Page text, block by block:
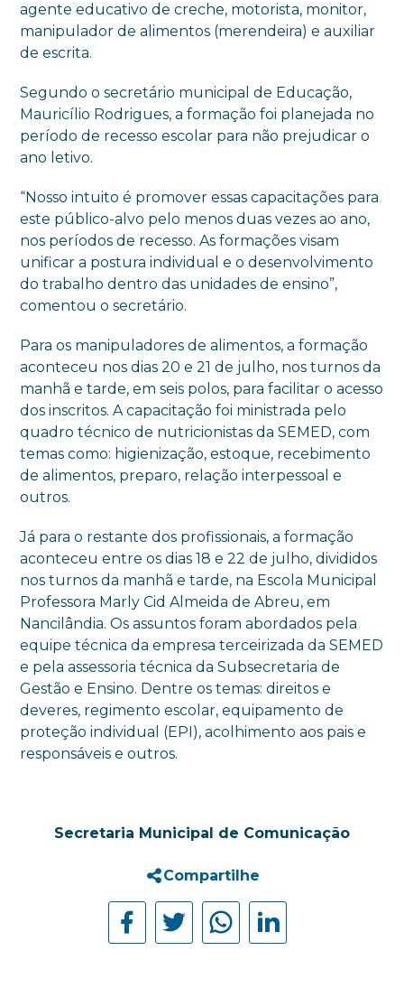
agente educativo de creche, motorista, monitor,
manipulador de alimentos (merendeira) e auxiliar
de escrita.
Segundo o secretário municipal de Educação,
Mauricílio Rodrigues, a formação foi planejada no
período de recesso escolar para não prejudicar o
ano letivo.
“Nosso intuito é promover essas capacitações para
este público-alvo pelo menos duas vezes ao ano,
nos períodos de recesso. As formações visam
unificar a postura individual e o desenvolvimento
do trabalho dentro das unidades de ensino”,
comentou o secretário.
Para os manipuladores de alimentos, a formação
aconteceu nos dias 20 e 21 de julho, nos turnos da
manhã e tarde, em seis polos, para facilitar o acesso
dos inscritos. A capacitação foi ministrada pelo
quadro técnico de nutricionistas da SEMED, com
temas como: higienização, estoque, recebimento
de alimentos, preparo, relação interpessoal e
outros.
Já para o restante dos profissionais, a formação
aconteceu entre os dias 18 e 22 de julho, divididos
nos turnos da manhã e tarde, na Escola Municipal
Professora Marly Cid Almeida de Abreu, em
Nancilândia. Os assuntos foram abordados pela
equipe técnica da empresa terceirizada da SEMED
e pela assessoria técnica da Subsecretaria de
Gestão e Ensino. Dentre os temas: direitos e
deveres, regimento escolar, equipamento de
proteção individual (EPI), acolhimento aos pais e
responsáveis e outros.
Secretaria Municipal de Comunicação
Compartilhe